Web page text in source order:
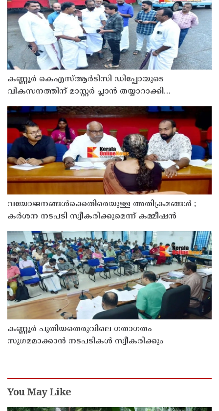
കണ്ണൂർ കെഎസ്ആർടിസി ഡിപ്പോയുടെ
വികസനത്തിന് മാസ്റ്റർ പ്ലാൻ തയ്യാറാക്കി
വയോജനങ്ങൾക്കെതിരെയുള്ള അതിക്രമങ്ങൾ ;
കർശന നടപടി സ്വീകരിക്കുമെന്ന് കമ്മീഷൻ
കണ്ണൂർ പുതിയതെരുവിലെ ഗതാഗതം
സുഗമമാക്കാന്‍ നടപടികള്‍ സ്വീകരിക്കും
You May Like